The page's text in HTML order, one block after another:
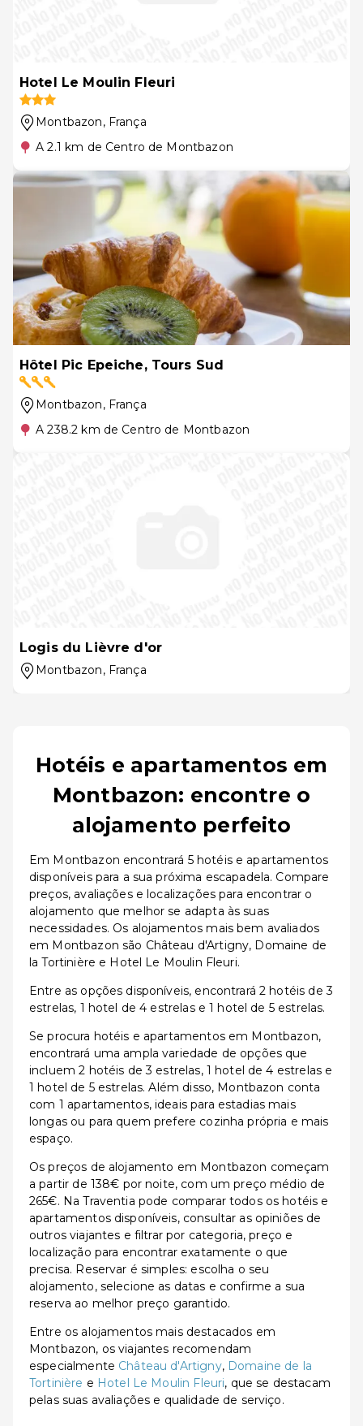
Hotel Le Moulin Fleuri
Montbazon, França
A 2.1 km de Centro de Montbazon
Hôtel Pic Epeiche, Tours Sud
Montbazon, França
A 238.2 km de Centro de Montbazon
Logis du Lièvre d'or
Montbazon, França
Hotéis e apartamentos em
Montbazon: encontre o
alojamento perfeito
Em Montbazon encontrará 5 hotéis e apartamentos
disponíveis para a sua próxima escapadela. Compare
preços, avaliações e localizações para encontrar o
alojamento que melhor se adapta às suas
necessidades. Os alojamentos mais bem avaliados
em Montbazon são Château d'Artigny, Domaine de
la Tortinière e Hotel Le Moulin Fleuri.
Entre as opções disponíveis, encontrará 2 hotéis de 3
estrelas, 1 hotel de 4 estrelas e 1 hotel de 5 estrelas.
Se procura hotéis e apartamentos em Montbazon,
encontrará uma ampla variedade de opções que
incluem 2 hotéis de 3 estrelas, 1 hotel de 4 estrelas e
1 hotel de 5 estrelas. Além disso, Montbazon conta
com 1 apartamentos, ideais para estadias mais
longas ou para quem prefere cozinha própria e mais
espaço.
Os preços de alojamento em Montbazon começam
a partir de 138€ por noite, com um preço médio de
265€. Na Traventia pode comparar todos os hotéis e
apartamentos disponíveis, consultar as opiniões de
outros viajantes e filtrar por categoria, preço e
localização para encontrar exatamente o que
precisa. Reservar é simples: escolha o seu
alojamento, selecione as datas e confirme a sua
reserva ao melhor preço garantido.
Entre os alojamentos mais destacados em
Montbazon, os viajantes recomendam
especialmente Château d'Artigny, Domaine de la
Tortinière e Hotel Le Moulin Fleuri, que se destacam
pelas suas avaliações e qualidade de serviço.